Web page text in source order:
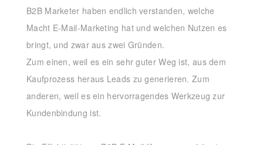
B2B Marketer haben endlich verstanden, welche
Macht E-Mail-Marketing hat und welchen Nutzen es
bringt, und zwar aus zwei Gründen.
Zum einen, weil es ein sehr guter Weg ist, aus dem
Kaufprozess heraus Leads zu generieren. Zum
anderen, weil es ein hervorragendes Werkzeug zur
Kundenbindung ist.